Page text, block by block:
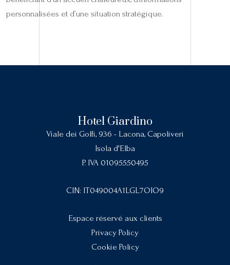
personnalisées et d’une situation stratégique.
Hotel Giardino
Viale dei Golfi, 936 - Lacona, Capoliveri
Isola d'Elba
P. IVA 01095550495
CIN: IT049004A1LGL7OIO9
Espace réservé aux clients
Privacy Policy
Cookie Policy